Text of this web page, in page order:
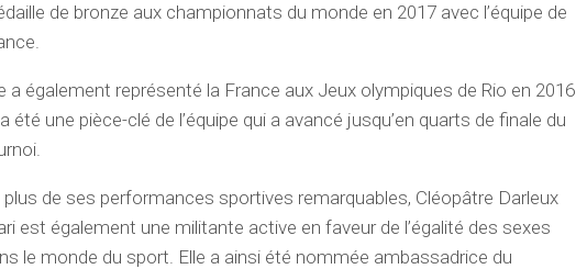
de bronze aux championnats du monde en 2017 avec l’équipe de
a également représenté la France aux Jeux olympiques de Rio en 2016
été une pièce-clé de l’équipe qui a avancé jusqu’en quarts de finale du
plus de ses performances sportives remarquables, Cléopâtre Darleux
est également une militante active en faveur de l’égalité des sexes
le monde du sport. Elle a ainsi été nommée ambassadrice du